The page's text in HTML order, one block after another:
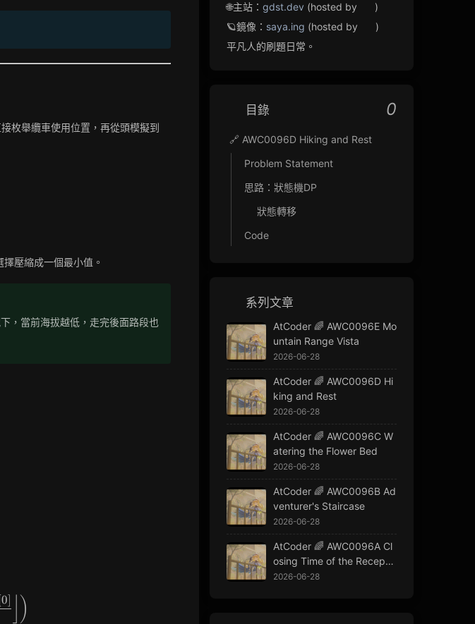
枚舉纜車使用位置，再從頭模擬到
壓縮成一個最小值。
，當前海拔越低，走完後面路段也
+ D_i, 0)
- 1][1] + D_i, 0),\ \left\lfloor \frac{f[i][0]}{2} \right\rfloor\right)
0 )
🌐主站： gdst.dev (hosted by
)
🪐鏡像： saya.ing (hosted by
)
平凡人的刷題日常。
目錄 0
🔗 AWC0096D Hiking and Rest
Problem Statement
思路：狀態機DP
狀態轉移
Code
系列文章
AtCoder 🌈 AWC0096E Mo
untain Range Vista
2026-06-28
AtCoder 🌈 AWC0096D Hi
king and Rest
2026-06-28
AtCoder 🌈 AWC0096C W
atering the Flower Bed
2026-06-28
AtCoder 🌈 AWC0096B Ad
venturer's Staircase
2026-06-28
AtCoder 🌈 AWC0096A Cl
osing Time of the Receptio
n Window
2026-06-28